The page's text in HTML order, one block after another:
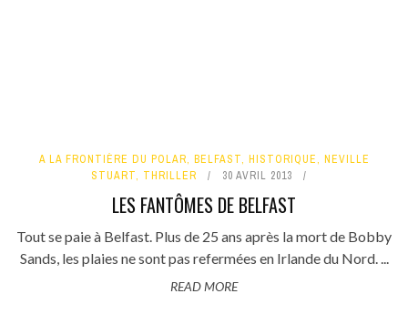
A LA FRONTIÈRE DU POLAR, BELFAST, HISTORIQUE, NEVILLE
STUART, THRILLER 30 AVRIL 2013
LES FANTÔMES DE BELFAST
Tout se paie à Belfast. Plus de 25 ans après la mort de Bobby
Sands, les plaies ne sont pas refermées en Irlande du Nord. ...
READ MORE